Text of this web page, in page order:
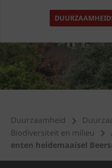
Duurzaamheid
Biodiversiteit en milieu
enten heidemaaisel